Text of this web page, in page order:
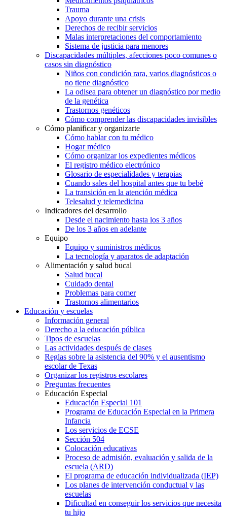
Trauma
Apoyo durante una crisis
Derechos de recibir servicios
Malas interpretaciones del comportamiento
Sistema de justicia para menores
Discapacidades múltiples, afecciones poco comunes o
casos sin diagnóstico
Niños con condición rara, varios diagnósticos o
no tiene diagnóstico
La odisea para obtener un diagnóstico por medio
de la genética
Trastornos genéticos
Cómo comprender las discapacidades invisibles
Cómo planificar y organizarte
Cómo hablar con tu médico
Hogar médico
Cómo organizar los expedientes médicos
El registro médico electrónico
Glosario de especialidades y terapias
Cuando sales del hospital antes que tu bebé
La transición en la atención médica
Telesalud y telemedicina
Indicadores del desarrollo
Desde el nacimiento hasta los 3 años
De los 3 años en adelante
Equipo
Equipo y suministros médicos
La tecnología y aparatos de adaptación
Alimentación y salud bucal
Salud bucal
Cuidado dental
Problemas para comer
Trastornos alimentarios
Educación y escuelas
Información general
Derecho a la educación pública
Tipos de escuelas
Las actividades después de clases
Reglas sobre la asistencia del 90% y el ausentismo
escolar de Texas
Organizar los registros escolares
Preguntas frecuentes
Educación Especial
Educación Especial 101
Programa de Educación Especial en la Primera
Infancia
Los servicios de ECSE
Sección 504
Colocación educativas
Proceso de admisión, evaluación y salida de la
escuela (ARD)
El programa de educación individualizada (IEP)
Los planes de intervención conductual y las
escuelas
Dificultad en conseguir los servicios que necesita
tu hijo